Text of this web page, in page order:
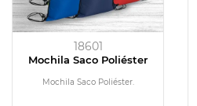
18601
Mochila Saco Poliéster
Mochila Saco Poliéster.